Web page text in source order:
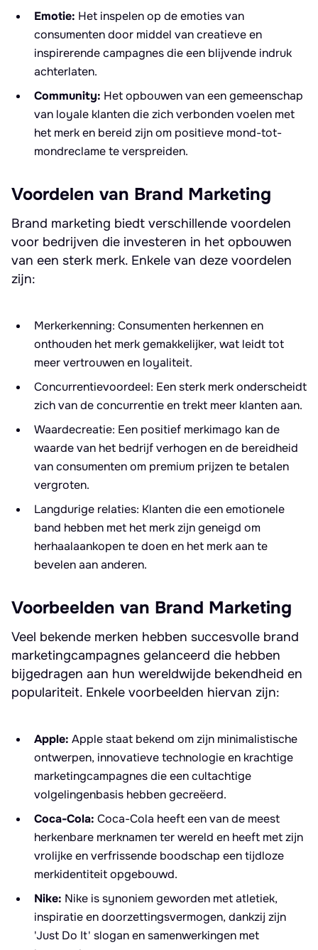
Emotie: Het inspelen op de emoties van
consumenten door middel van creatieve en
inspirerende campagnes die een blijvende indruk
achterlaten.
Community: Het opbouwen van een gemeenschap
van loyale klanten die zich verbonden voelen met
het merk en bereid zijn om positieve mond-tot-
mondreclame te verspreiden.
Voordelen van Brand Marketing
Brand marketing biedt verschillende voordelen
voor bedrijven die investeren in het opbouwen
van een sterk merk. Enkele van deze voordelen
zijn:
Merkerkenning: Consumenten herkennen en
onthouden het merk gemakkelijker, wat leidt tot
meer vertrouwen en loyaliteit.
Concurrentievoordeel: Een sterk merk onderscheidt
zich van de concurrentie en trekt meer klanten aan.
Waardecreatie: Een positief merkimago kan de
waarde van het bedrijf verhogen en de bereidheid
van consumenten om premium prijzen te betalen
vergroten.
Langdurige relaties: Klanten die een emotionele
band hebben met het merk zijn geneigd om
herhaalaankopen te doen en het merk aan te
bevelen aan anderen.
Voorbeelden van Brand Marketing
Veel bekende merken hebben succesvolle brand
marketingcampagnes gelanceerd die hebben
bijgedragen aan hun wereldwijde bekendheid en
populariteit. Enkele voorbeelden hiervan zijn:
Apple: Apple staat bekend om zijn minimalistische
ontwerpen, innovatieve technologie en krachtige
marketingcampagnes die een cultachtige
volgelingenbasis hebben gecreëerd.
Coca-Cola: Coca-Cola heeft een van de meest
herkenbare merknamen ter wereld en heeft met zijn
vrolijke en verfrissende boodschap een tijdloze
merkidentiteit opgebouwd.
Nike: Nike is synoniem geworden met atletiek,
inspiratie en doorzettingsvermogen, dankzij zijn
'Just Do It' slogan en samenwerkingen met